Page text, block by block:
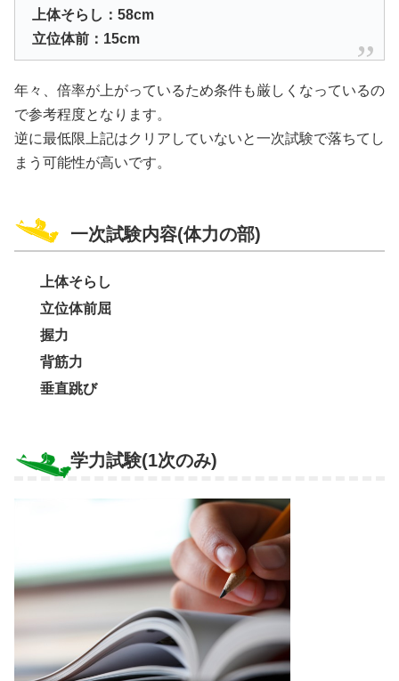
上体そらし：58cm
立位体前：15cm
年々、倍率が上がっているため条件も厳しくなっているの
で参考程度となります。
逆に最低限上記はクリアしていないと一次試験で落ちてし
まう可能性が高いです。
一次試験内容(体力の部)
上体そらし
立位体前屈
握力
背筋力
垂直跳び
学力試験(1次のみ)